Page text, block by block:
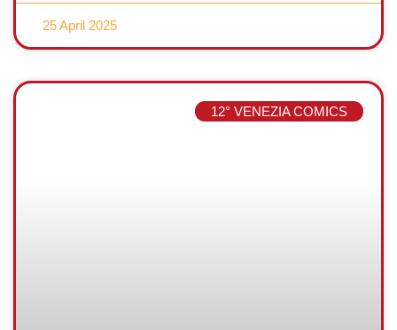
25 April 2025
12° VENEZIA COMICS